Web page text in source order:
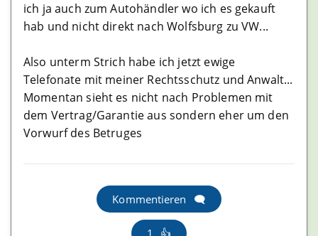
Meatec Erfahrungen
CryptoTab Erfahrungen
Bitcoin.com Erfahrungen
Hashing24 Erfahrungen
Krypto Steuern
Cointracking Erfahrungen
Blockpit Erfahrungen Erfahrungen
Accointing Erfahrungen
ich ja auch zum Autohändler wo ich es gekauft
hab und nicht direkt nach Wolfsburg zu VW...
Also unterm Strich habe ich jetzt ewige
Telefonate mit meiner Rechtsschutz und Anwalt...
Momentan sieht es nicht nach Problemen mit
dem Vertrag/Garantie aus sondern eher um den
Vorwurf des Betruges
Kommentieren